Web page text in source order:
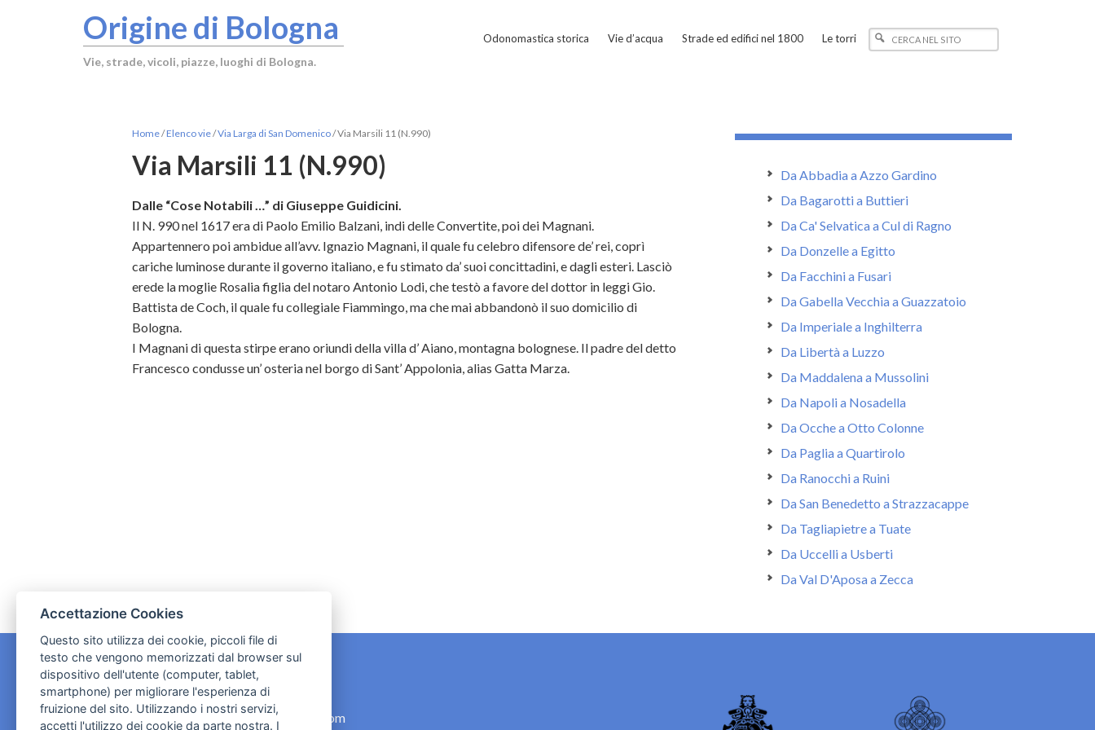
Origine di Bologna
Vie, strade, vicoli, piazze, luoghi di Bologna.
Odonomastica storica Vie d’acqua Strade ed edifici nel 1800 Le torri
Home/Elenco vie/Via Larga di San Domenico/Via Marsili 11 (N.990)
Via Marsili 11 (N.990)
Dalle “Cose Notabili …” di Giuseppe Guidicini.
Il N. 990 nel 1617 era di Paolo Emilio Balzani, indi delle Convertite, poi dei Magnani.
Appartennero poi ambidue all’avv. Ignazio Magnani, il quale fu celebro difensore de’ rei, coprì
cariche luminose durante il governo italiano, e fu stimato da’ suoi concittadini, e dagli esteri. Lasciò
erede la moglie Rosalia figlia del notaro Antonio Lodi, che testò a favore del dottor in leggi Gio.
Battista de Coch, il quale fu collegiale Fiammingo, ma che mai abbandonò il suo domicilio di
Bologna.
I Magnani di questa stirpe erano oriundi della villa d’ Aiano, montagna bolognese. Il padre del detto
Francesco condusse un’ osteria nel borgo di Sant’ Appolonia, alias Gatta Marza.
Da Abbadia a Azzo Gardino
Da Bagarotti a Buttieri
Da Ca' Selvatica a Cul di Ragno
Da Donzelle a Egitto
Da Facchini a Fusari
Da Gabella Vecchia a Guazzatoio
Da Imperiale a Inghilterra
Da Libertà a Luzzo
Da Maddalena a Mussolini
Da Napoli a Nosadella
Da Ocche a Otto Colonne
Da Paglia a Quartirolo
Da Ranocchi a Ruini
Da San Benedetto a Strazzacappe
Da Tagliapietre a Tuate
Da Uccelli a Usberti
Da Val D'Aposa a Zecca
CONTATTI
contact.originebologna@gmail.com
Accettazione Cookies
Questo sito utilizza dei cookie, piccoli file di
testo che vengono memorizzati dal browser sul
dispositivo dell'utente (computer, tablet,
smartphone) per migliorare l'esperienza di
fruizione del sito. Utilizzando i nostri servizi,
accetti l'utilizzo dei cookie da parte nostra. I